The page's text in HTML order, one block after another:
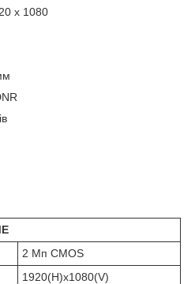
х 1080
2 Мп CMOS
1920(H)х1080(V)